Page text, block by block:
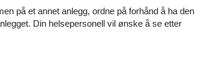
på et annet anlegg, ordne på forhånd å ha den
Din helsepersonell vil ønske å se etter